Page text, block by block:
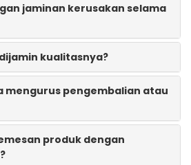
jaminan kerusakan selama
kualitasnya?
mengurus pengembalian atau
produk dengan